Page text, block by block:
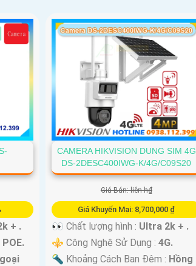
+ .
POE.
CAMERA HIKVISION DUNG SIM 4G
DS-2DESC400IWG-K/4G/C09S20
Giá Bán: liên h₫
Giá Khuyến Mại: 8,700,000 ₫
👀 Chất lượng hình : Ultra 2k + .
⚜️ Công Nghệ Sử Dụng :4G.
🔦 Khoảng Cách Ban Đêm : Hồng